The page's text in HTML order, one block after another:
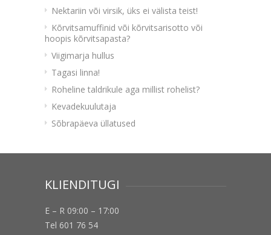
Nektariin või virsik, üks ei välista teist!
Kõrvitsamuffinid või kõrvitsarisotto või
hoopis kõrvitsapasta?
Viigimarja hullus
Tagasi linna!
Roheline taldrikule aga millist rohelist?
Kevadekuulutaja
Sõbrapäeva üllatused
KLIENDITUGI
E – R 09:00 – 17:00
Tel 601 76 54